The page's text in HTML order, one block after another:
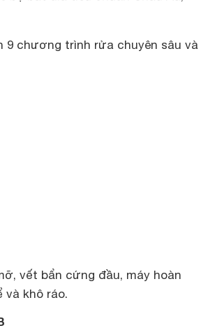
chương trình rửa chuyên sâu và
vết bẩn cứng đầu, máy hoàn
khô ráo.